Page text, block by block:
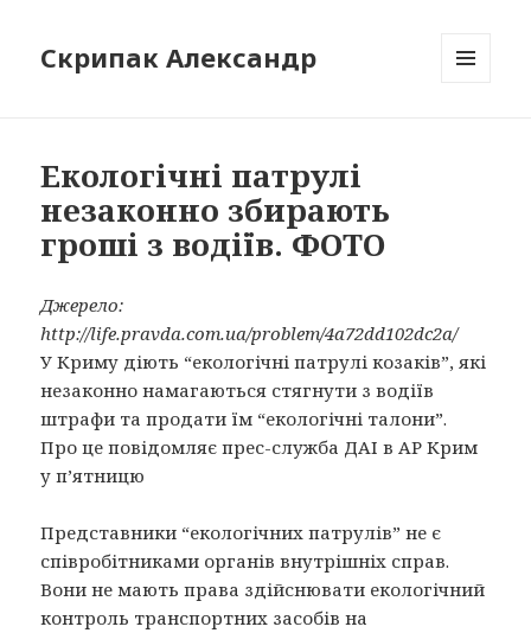
Скрипак Александр
Екологічні патрулі
незаконно збирають
гроші з водіїв. ФОТО
Джерело:
http://life.pravda.com.ua/problem/4a72dd102dc2a/
У Криму діють “екологічні патрулі козаків”, які
незаконно намагаються стягнути з водіїв
штрафи та продати їм “екологічні талони”.
Про це повідомляє прес-служба ДАІ в АР Крим
у п’ятницю
Представники “екологічних патрулів” не є
співробітниками органів внутрішніх справ.
Вони не мають права здійснювати екологічний
контроль транспортних засобів на